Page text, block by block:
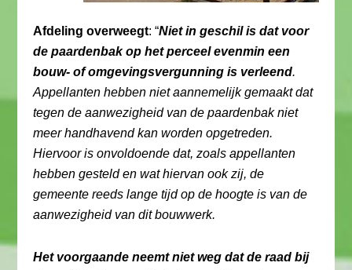
Afdeling overweegt: “Niet in geschil is dat voor
de paardenbak op het perceel evenmin een
bouw- of omgevingsvergunning is verleend.
Appellanten hebben niet aannemelijk gemaakt dat
tegen de aanwezigheid van de paardenbak niet
meer handhavend kan worden opgetreden.
Hiervoor is onvoldoende dat, zoals appellanten
hebben gesteld en wat hiervan ook zij, de
gemeente reeds lange tijd op de hoogte is van de
aanwezigheid van dit bouwwerk.
Het voorgaande neemt niet weg dat de raad bij